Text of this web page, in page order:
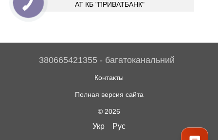
Банк
АТ КБ "ПРИВАТБАНК"
380665421355 - багатоканальний
Контакты
Полная версия сайта
© 2026
Укр Рус